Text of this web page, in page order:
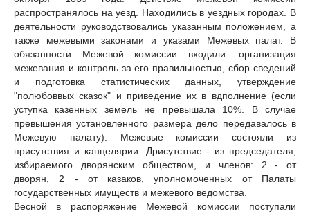
распространялось на уезд. Находились в уездных городах. В
деятельности руководствовались указанным положением, а
также межевыми законами и указами Межевых палат. В
обязанности Межевой комиссии входили: организация
межевания и контроль за его правильностью, сбор сведений
и подготовка статистических данных, утверждение
"полюбоввых сказок" и приведение их в вдполнение (если
уступка казенных земель не превышала 10%. В случае
превышения установленного размера дело передавалось в
Межевую палату). Межевые комиссии состояли из
присутствия и канцелярии. Дрисутствие - из председателя,
избираемого дворянским обществом, и членов: 2 - от
дворян, 2 - от казаков, уполномоченных от Палаты
государственных имуществ и межевого ведомства.
Весной в распоряжение Межевой комиссии поступали